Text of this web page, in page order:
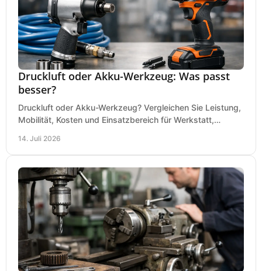
Druckluft oder Akku-Werkzeug: Was passt
besser?
Druckluft oder Akku-Werkzeug? Vergleichen Sie Leistung,
Mobilität, Kosten und Einsatzbereich für Werkstatt,
14. Juli 2026